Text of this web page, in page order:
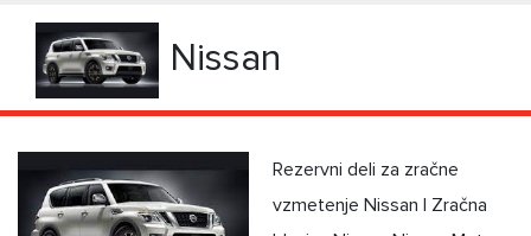
Nissan
Rezervni deli za zračne
vzmetenje Nissan | Zračna